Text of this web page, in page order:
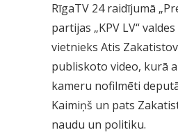
RīgaTV 24 raidījumā
partijas „KPV LV“
vietnieks Atis
publiskoto video, kurā
kameru nofilmēti
Kaimiņš un pats
naudu un politiku.